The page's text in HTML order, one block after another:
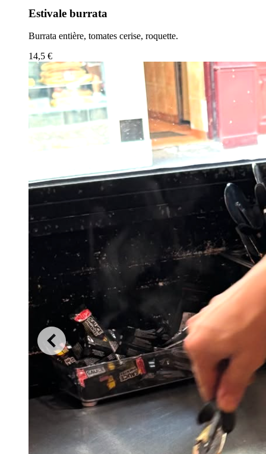
Estivale burrata
Burrata entière, tomates cerise, roquette.
14,5 €